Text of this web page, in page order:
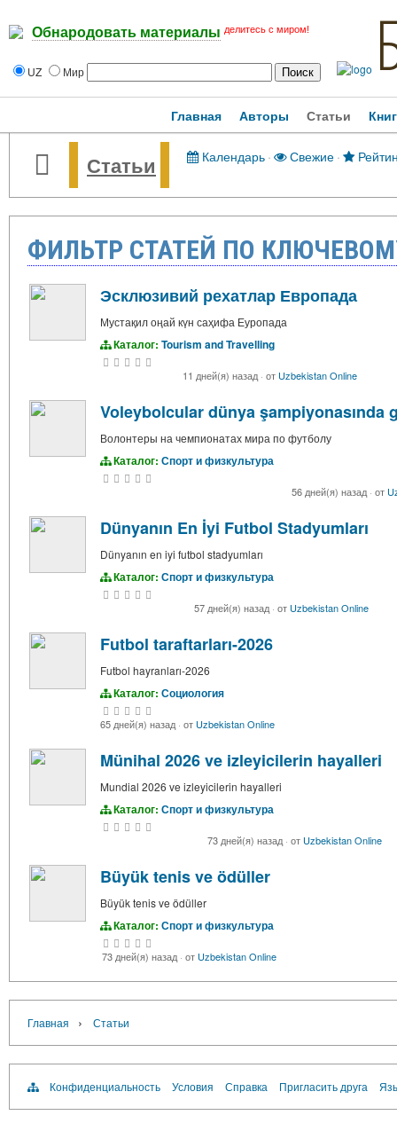
Обнародовать материалы делитесь с миром!
UZ Мир
Главная Авторы Статьи
Статьи Календарь· Свежие·
ФИЛЬТР СТАТЕЙ ПО
Эсклюзивий рехатлар Европада
Мустақил оңай күн саҳифа Еуропада
Каталог: Tourism and Travelling
11 дней(я) назад · от Uzbekistan Online
Voleybolcular dünya şampiyonasında
Волонтеры на чемпионатах мира по футболу
Каталог: Спорт и физкультура
56 дней(я) назад · от
Dünyanın En İyi Futbol Stadyumları
Dünyanın en iyi futbol stadyumları
Каталог: Спорт и физкультура
57 дней(я) назад · от Uzbekistan Online
Futbol taraftarları-2026
Futbol hayranları-2026
Каталог: Социология
65 дней(я) назад · от Uzbekistan Online
Münihal 2026 ve izleyicilerin hayalleri
Mundial 2026 ve izleyicilerin hayalleri
Каталог: Спорт и физкультура
73 дней(я) назад · от Uzbekistan Online
Büyük tenis ve ödüller
Büyük tenis ve ödüller
Каталог: Спорт и физкультура
73 дней(я) назад · от Uzbekistan Online
Главная › Статьи
Конфиденциальность Условия Справка Пригласить друга